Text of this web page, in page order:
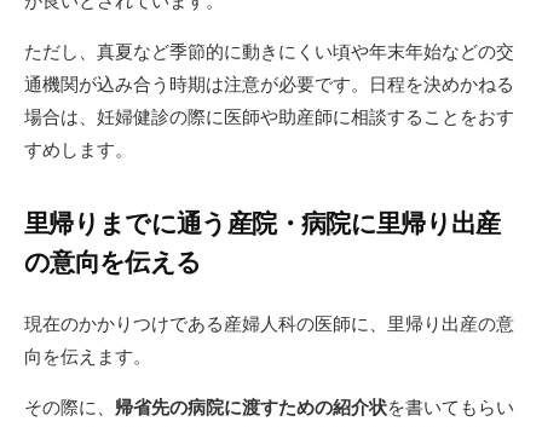
ただし、真夏など季節的に動きにくい頃や年末年始などの交
通機関が込み合う時期は注意が必要です。日程を決めかねる
場合は、妊婦健診の際に医師や助産師に相談することをおす
すめします。
里帰りまでに通う産院・病院に里帰り出産
の意向を伝える
現在のかかりつけである産婦人科の医師に、里帰り出産の意
向を伝えます。
その際に、 帰省先の病院に渡すための紹介状を書いてもらい